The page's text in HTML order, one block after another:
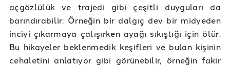
açgözlülük ve trajedi gibi çeşitli duyguları da
barındırabilir: Örneğin bir dalgıç dev bir midyeden
inciyi çıkarmaya çalışırken ayağı sıkıştığı için ölür.
Bu hikayeler beklenmedik keşifleri ve bulan kişinin
cehaletini anlatıyor gibi görünebilir, örneğin fakir